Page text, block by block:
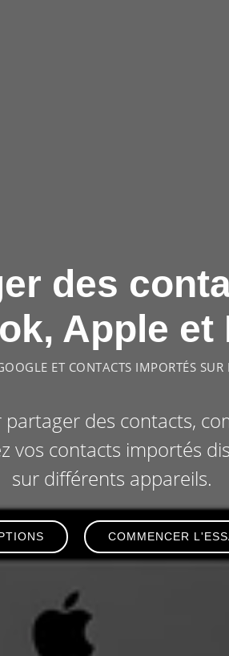
des
Apple et
ET CONTACTS IMPORTÉS SUR
des contacts,
vos contacts importés
sur différents appareils.
COMMENCER